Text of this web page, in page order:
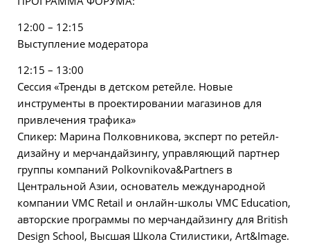
12:00 – 12:15
Выступление модератора
12:15 – 13:00
Сессия «Тренды в детском ретейле. Новые
инструменты в проектировании магазинов для
привлечения трафика»
Спикер: Марина Полковникова, эксперт по ретейл-
дизайну и мерчандайзингу, управляющий партнер
группы компаний Polkovnikova&Partners в
Центральной Азии, основатель международной
компании VMC Retail и онлайн-школы VMC Education,
авторские программы по мерчандайзингу для British
Design School, Высшая Школа Стилистики, Art&Image.